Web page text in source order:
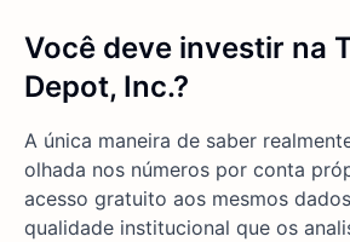
Você deve investir na
Depot, Inc.?
A única maneira de saber
olhada nos números por conta
acesso gratuito aos mesmos
qualidade institucional que os